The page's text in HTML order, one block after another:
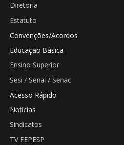
Diretoria
Estatuto
Convenções/Acordos
Educação Básica
Ensino Superior
Sesi / Senai / Senac
Acesso Rápido
Notícias
Sindicatos
TV FEPESP